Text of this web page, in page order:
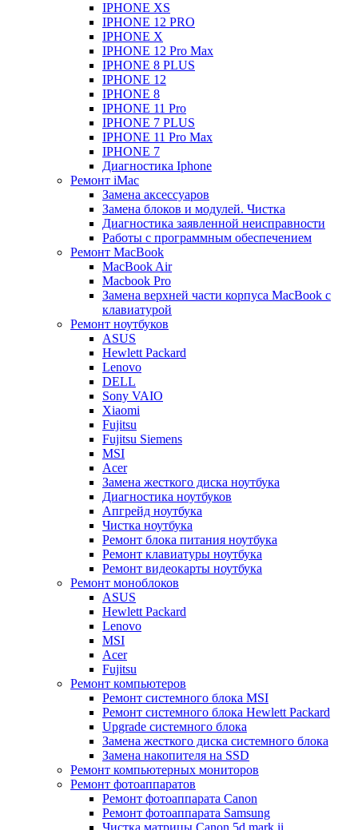
IPHONE XS
IPHONE 12 PRO
IPHONE X
IPHONE 12 Pro Max
IPHONE 8 PLUS
IPHONE 12
IPHONE 8
IPHONE 11 Pro
IPHONE 7 PLUS
IPHONE 11 Pro Max
IPHONE 7
Диагностика Iphone
Ремонт iMac
Замена аксессуаров
Замена блоков и модулей. Чистка
Диагностика заявленной неисправности
Работы с программным обеспечением
Ремонт MacBook
MacBook Air
Macbook Pro
Замена верхней части корпуса MacBook с
клавиатурой
Ремонт ноутбуков
ASUS
Hewlett Packard
Lenovo
DELL
Sony VAIO
Xiaomi
Fujitsu
Fujitsu Siemens
MSI
Acer
Замена жесткого диска ноутбука
Диагностика ноутбуков
Апгрейд ноутбука
Чистка ноутбука
Ремонт блока питания ноутбука
Ремонт клавиатуры ноутбука
Ремонт видеокарты ноутбука
Ремонт моноблоков
ASUS
Hewlett Packard
Lenovo
MSI
Acer
Fujitsu
Ремонт компьютеров
Ремонт системного блока MSI
Ремонт системного блока Hewlett Packard
Upgrade системного блока
Замена жесткого диска системного блока
Замена накопителя на SSD
Ремонт компьютерных мониторов
Ремонт фотоаппаратов
Ремонт фотоаппарата Canon
Ремонт фотоаппарата Samsung
Чистка матрицы Canon 5d mark ii